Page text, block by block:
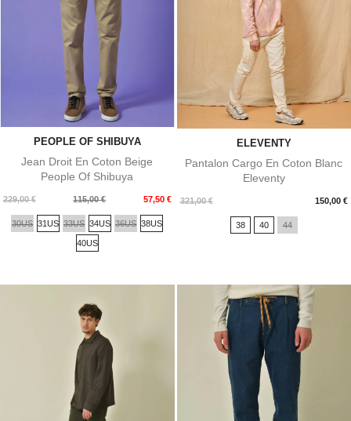
PEOPLE OF SHIBUYA
Jean Droit En Coton Beige
People Of Shibuya
229,00 €
Prix
de
base
115,00 € 57,50 €
Prix
30US 31US 33US 34US 36US 38US
40US
ELEVENTY
Pantalon Cargo En Coton Blanc
Eleventy
321,00 € 150,00 €
Prix
38 40 44